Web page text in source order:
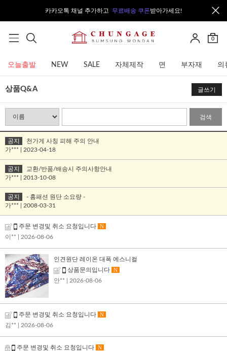
카카오톡 채널 추가하고 무료배송 쿠폰받아가세요!
0
오늘출발 NEW SALE 자체제작 면 부자재 의
상품Q&A 글쓰기
검색
공지
천가게 사칭 피해 주의 안내
가*** | 2023-04-18
공지
교환/반품/배송시 주의사항안내
가*** | 2013-10-08
공지
- 홈패션 원단 소요량 -
가*** | 2008-03-31
주문 변경및 취소 요청입니다 N
이**
| 2026-08-06
인견원단 레이온 대폭 에스니컬
상품문의입니다 N
안**
| 2026-08-06
주문 변경및 취소 요청입니다 N
김**
| 2026-08-06
주문 변경및 취소 요청입니다 N